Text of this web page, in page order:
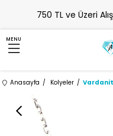
750 TL ve Üzeri
MENU
Anasayfa Kolyeler